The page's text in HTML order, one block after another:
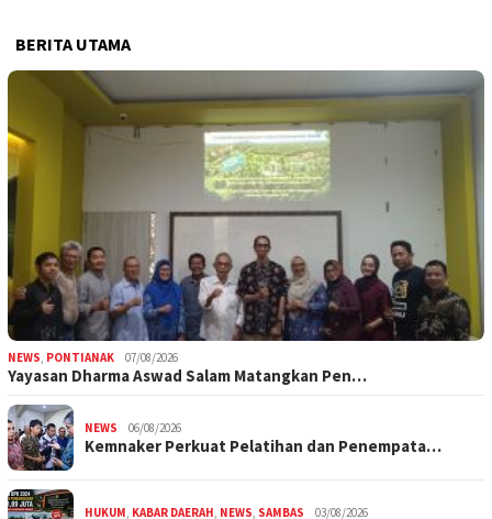
BERITA UTAMA
NEWS, PONTIANAK 07/08/2026
Yayasan Dharma Aswad Salam Matangkan Pen…
NEWS 06/08/2026
Kemnaker Perkuat Pelatihan dan Penempata…
HUKUM, KABAR DAERAH, NEWS, SAMBAS 03/08/2026